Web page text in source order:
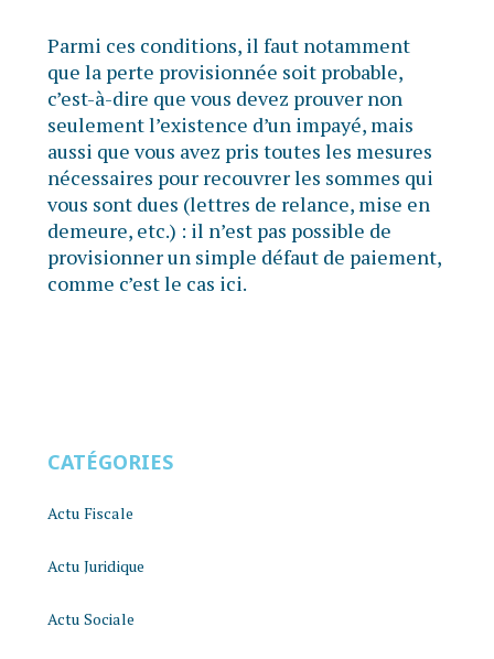
Parmi ces conditions, il faut notamment
que la perte provisionnée soit probable,
c’est-à-dire que vous devez prouver non
seulement l’existence d’un impayé, mais
aussi que vous avez pris toutes les mesures
nécessaires pour recouvrer les sommes qui
vous sont dues (lettres de relance, mise en
demeure, etc.) : il n’est pas possible de
provisionner un simple défaut de paiement,
comme c’est le cas ici.
CATÉGORIES
Actu Fiscale
Actu Juridique
Actu Sociale